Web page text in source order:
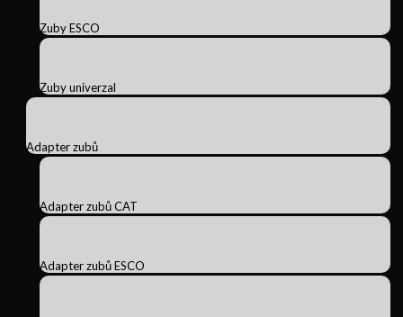
Zuby ESCO
Zuby univerzal
Adapter zubů
Adapter zubů CAT
Adapter zubů ESCO